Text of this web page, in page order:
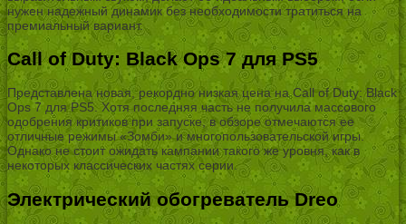
нужен надежный динамик без необходимости тратиться на
премиальный вариант.
Call of Duty: Black Ops 7 для PS5
Представлена новая, рекордно низкая цена на Call of Duty: Black
Ops 7 для PS5. Хотя последняя часть не получила массового
одобрения критиков при запуске, в обзоре отмечаются ее
отличные режимы «Зомби» и многопользовательской игры.
Однако не стоит ожидать кампании такого же уровня, как в
некоторых классических частях серии.
Электрический обогреватель Dreo